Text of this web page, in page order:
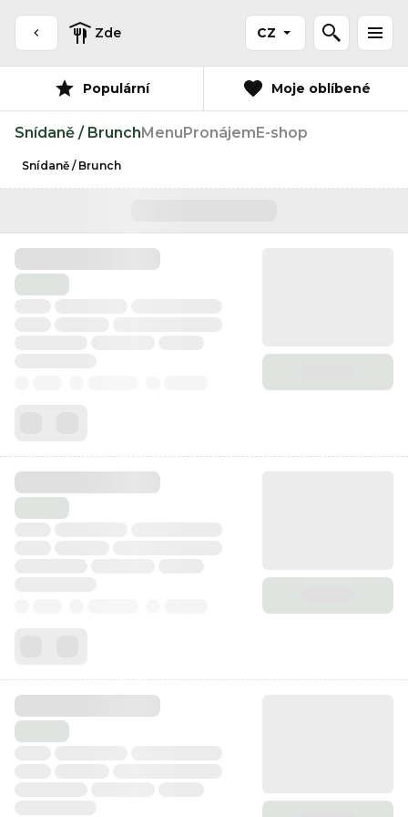
Zde CZ
Populární Moje oblíbené
Snídaně / BrunchMenuPronájemE-shop
Snídaně / Brunch